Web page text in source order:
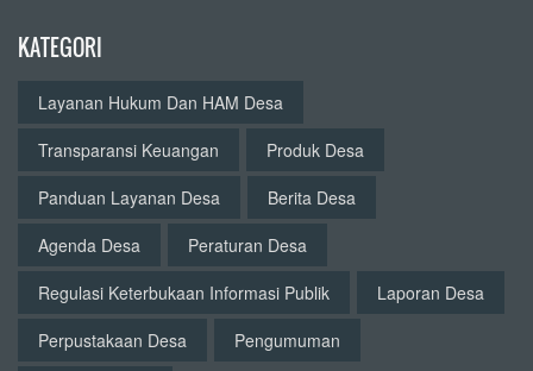
KATEGORI
Layanan Hukum Dan HAM Desa
Transparansi Keuangan
Produk Desa
Panduan Layanan Desa
Berita Desa
Agenda Desa
Peraturan Desa
Regulasi Keterbukaan Informasi Publik
Laporan Desa
Perpustakaan Desa
Pengumuman